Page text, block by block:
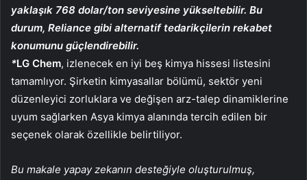
yaklaşık 768 dolar/ton seviyesine yükseltebilir. Bu
durum, Reliance gibi alternatif tedarikçilerin rekabet
konumunu güçlendirebilir.
*LG Chem, izlenecek en iyi beş kimya hissesi listesini
tamamlıyor. Şirketin kimyasallar bölümü, sektör yeni
düzenleyici zorluklara ve değişen arz-talep dinamiklerine
uyum sağlarken Asya kimya alanında tercih edilen bir
seçenek olarak özellikle belirtiliyor.
Bu makale yapay zekanın desteğiyle oluşturulmuş,